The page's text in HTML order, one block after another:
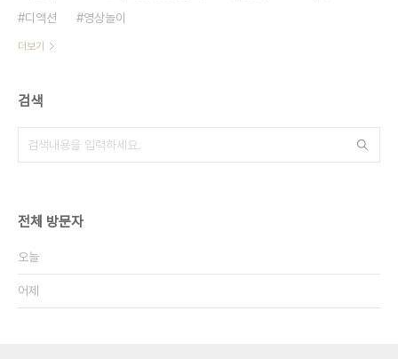
디액션
영상놀이
더보기
검색
전체 방문자
오늘
어제